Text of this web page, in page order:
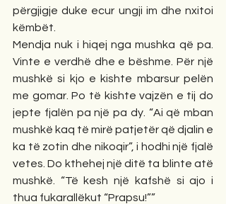
përgjigje duke ecur ungji im dhe nxitoi
këmbët.
Mendja nuk i hiqej nga mushka që pa.
Vinte e verdhë dhe e bëshme. Për një
mushkë si kjo e kishte mbarsur pelën
me gomar. Po të kishte vajzën e tij do
jepte fjalën pa një pa dy. “Ai që mban
mushkë kaq të mirë patjetër që djalin e
ka të zotin dhe nikoqir”, i hodhi një fjalë
vetes. Do kthehej një ditë ta blinte atë
mushkë. “Të kesh një kafshë si ajo i
thua fukarallëkut “Prapsu!””